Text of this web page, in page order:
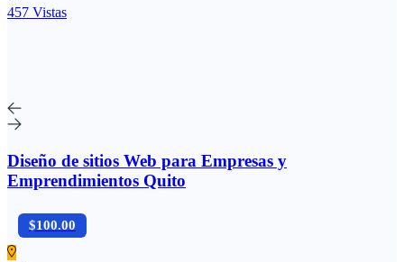
457 Vistas
Diseño de sitios Web para Empresas y
Emprendimientos Quito
$100.00